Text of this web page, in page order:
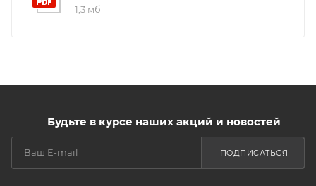
1,3 мб
Будьте в курсе наших акций и новостей
ПОДПИСАТЬСЯ